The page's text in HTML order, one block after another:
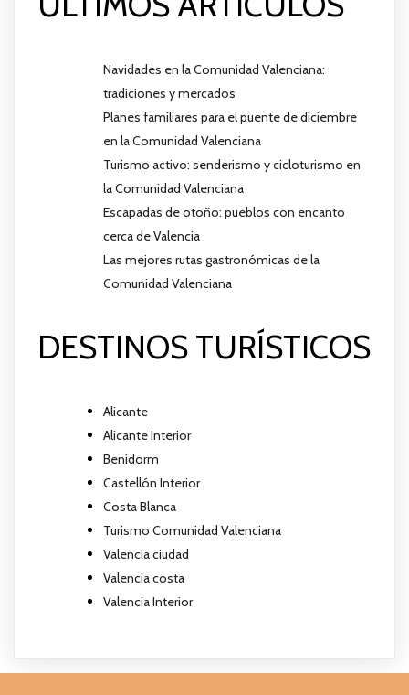
Navidades en la Comunidad Valenciana:
tradiciones y mercados
Planes familiares para el puente de diciembre
en la Comunidad Valenciana
Turismo activo: senderismo y cicloturismo en
la Comunidad Valenciana
Escapadas de otoño: pueblos con encanto
cerca de Valencia
Las mejores rutas gastronómicas de la
Comunidad Valenciana
DESTINOS TURÍSTICOS
Alicante
Alicante Interior
Benidorm
Castellón Interior
Costa Blanca
Turismo Comunidad Valenciana
Valencia ciudad
Valencia costa
Valencia Interior